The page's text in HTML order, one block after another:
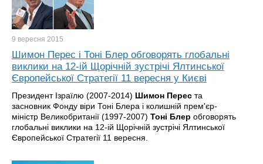
9 вересня 2015
Шимон Перес і Тоні Блер обговорять глобальні
виклики на 12-ій Щорічній зустрічі Ялтинської
Європейської Стратегії 11 вересня у Києві
Президент Ізраїлю (2007-2014) Шимон Перес та
засновник Фонду віри Тоні Блера і колишній прем'єр-
міністр Великобританії (1997-2007) Тоні Блер обговорять
глобальні виклики на 12-ій Щорічній зустрічі Ялтинської
Європейської Стратегії 11 вересня.